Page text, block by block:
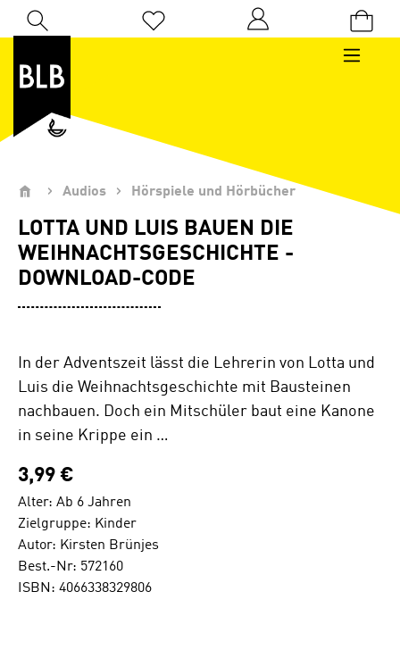
Zum Hauptinhalt springen
Du hast 0 Produkte auf dem Merkzettel
Audios Hörspiele und Hörbücher
LOTTA UND LUIS BAUEN DIE
WEIHNACHTSGESCHICHTE -
DOWNLOAD-CODE
In der Adventszeit lässt die Lehrerin von Lotta und
Luis die Weihnachtsgeschichte mit Bausteinen
nachbauen. Doch ein Mitschüler baut eine Kanone
in seine Krippe ein …
3,99 €
Alter: Ab 6 Jahren
Zielgruppe: Kinder
Autor: Kirsten Brünjes
Best.-Nr: 572160
ISBN: 4066338329806